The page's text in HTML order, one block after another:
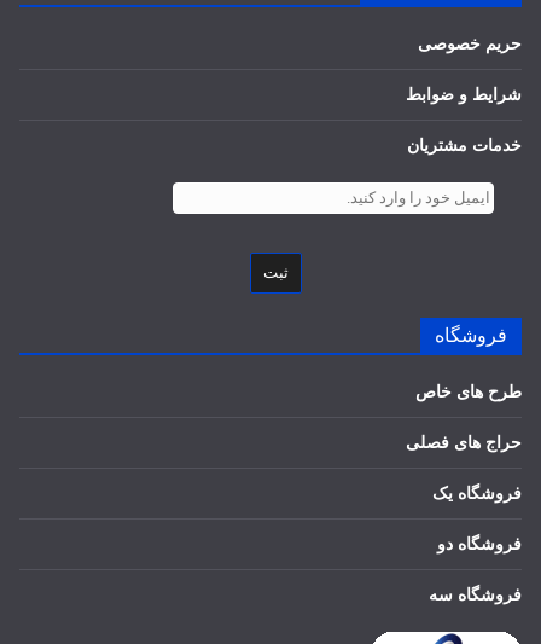
حریم خصوصی
شرایط و ضوابط
خدمات مشتریان
ثبت
فروشگاه
طرح های خاص
حراج های فصلی
فروشگاه یک
فروشگاه دو
فروشگاه سه